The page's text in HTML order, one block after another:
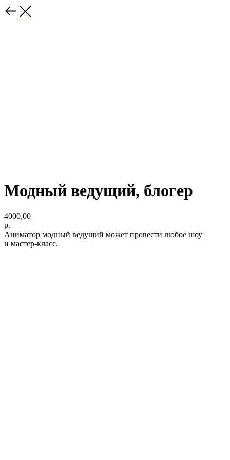
Модный ведущий, блогер
4000,00
р.
Аниматор модный ведущий может провести любое шоу
и мастер-класс.